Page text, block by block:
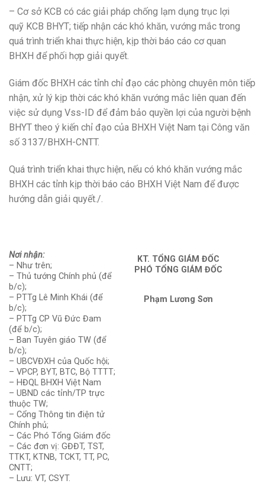
– Cơ sở KCB có các giải pháp chống lạm dụng trục lợi
quỹ KCB BHYT; tiếp nhận các khó khăn, vướng mắc trong
quá trình triển khai thực hiện, kịp thời báo cáo cơ quan
B HXH đểphối hợp giải quyết.
Giám đốc BHXH các tỉnh chỉ đạo các phòng chuyên môn tiếp
nhận, xử lý kịp thời các khó khăn vướng mắc liên quan đến
việc sử dụng Vss-ID để đảm bảo quyền lợi của người bệnh
BHYT theo ý kiến chỉ đạo của BHXH Việt Nam tại Công văn
số 3137/BHXH-CNTT.
Quá trình triển khai thực hiện, nếu có khó khăn vướng mắc
BHXH các tỉnh kịp thời báo cáo BHXH Việt Nam để được
hướng dẫn giải quyết./.
Nơi nhận:
– Như trên;
– Thủ tướng Chính phủ (để
b/c);
– PTTg Lê Minh Khái (để
b/c);
– PTTg CP Vũ Đức Đam
(để b/c);
– Ban Tuyên giáo TW (để
b/c);
– UBCVĐXH của Quốc hội;
– VPCP, BYT, BTC, Bộ TTTT;
– HĐQL BHXH Việt Nam
– UBND các tỉnh/TP trực
thuộc TW;
– Cổng Thông tin điện tử
Chính phủ;
– Các Phó Tổng Giám đốc
– Các đơn vị: GĐĐT, TST,
TTKT, KTNB, TCKT, TT, PC,
CNTT;
– Lưu: VT, CSYT.
KT. TỔNG GIÁM ĐỐC
PHÓ TỔNG GIÁM ĐỐC
Phạm Lương Sơn